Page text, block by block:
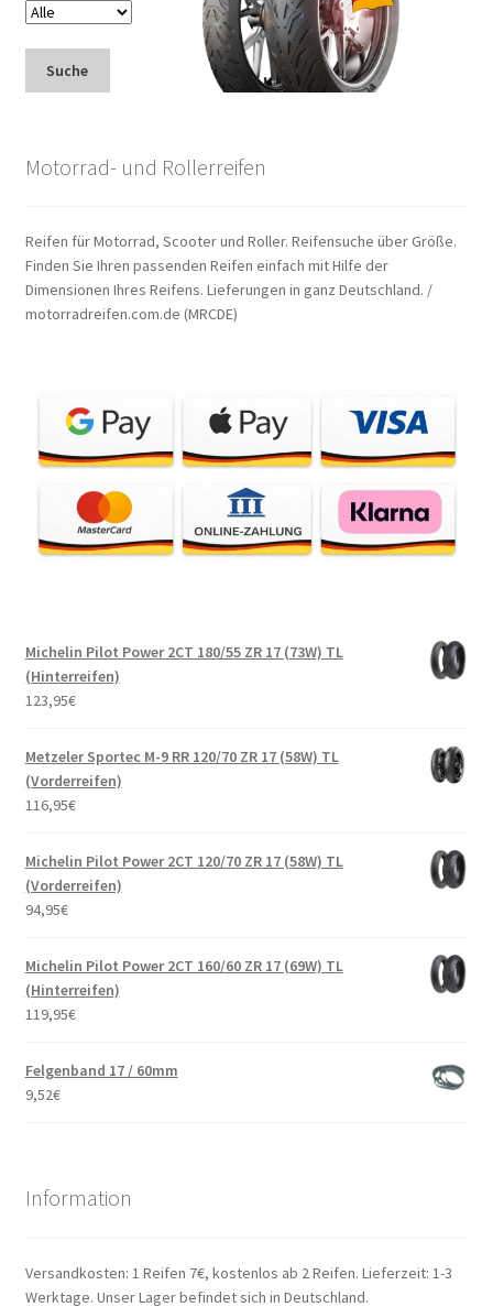
Suche
Motorrad- und Rollerreifen
Reifen für Motorrad, Scooter und Roller. Reifensuche über Größe.
Finden Sie Ihren passenden Reifen einfach mit Hilfe der
Dimensionen Ihres Reifens. Lieferungen in ganz Deutschland. /
motorradreifen.com.de (MRCDE)
Michelin Pilot Power 2CT 180/55 ZR 17 (73W) TL
(Hinterreifen)
123,95€
Metzeler Sportec M-9 RR 120/70 ZR 17 (58W) TL
(Vorderreifen)
116,95€
Michelin Pilot Power 2CT 120/70 ZR 17 (58W) TL
(Vorderreifen)
94,95€
Michelin Pilot Power 2CT 160/60 ZR 17 (69W) TL
(Hinterreifen)
119,95€
Felgenband 17 / 60mm
9,52€
Information
Versandkosten: 1 Reifen 7€, kostenlos ab 2 Reifen. Lieferzeit: 1-3
Werktage. Unser Lager befindet sich in Deutschland.